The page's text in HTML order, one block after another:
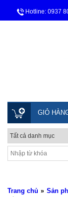
Hotline: 0937
GIỎ
Trang chủ » Sản